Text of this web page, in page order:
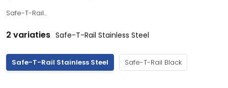
Safe-T-Rail...
2 variaties Safe-T-Rail Stainless Steel
Safe-T-Rail Stainless Steel Safe-T-Rail Black